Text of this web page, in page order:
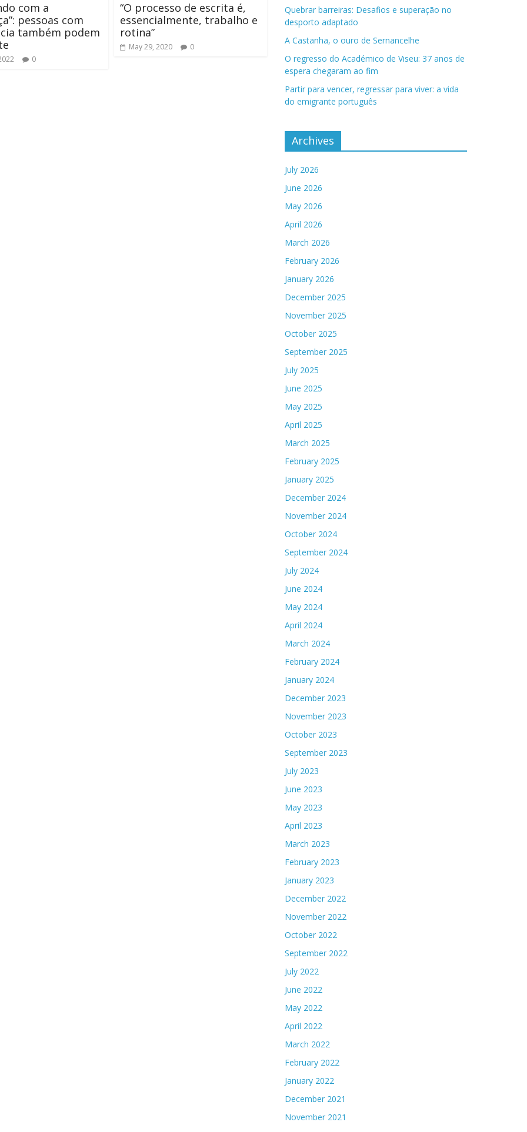
com a
pessoas com
também podem
0
“O processo de escrita é,
essencialmente, trabalho e
rotina”
May 29, 2020 0
Quebrar barreiras: Desafios e superação no
desporto adaptado
A Castanha, o ouro de Sernancelhe
O regresso do Académico de Viseu: 37 anos de
espera chegaram ao fim
Partir para vencer, regressar para viver: a vida
do emigrante português
Archives
July 2026
June 2026
May 2026
April 2026
March 2026
February 2026
January 2026
December 2025
November 2025
October 2025
September 2025
July 2025
June 2025
May 2025
April 2025
March 2025
February 2025
January 2025
December 2024
November 2024
October 2024
September 2024
July 2024
June 2024
May 2024
April 2024
March 2024
February 2024
January 2024
December 2023
November 2023
October 2023
September 2023
July 2023
June 2023
May 2023
April 2023
March 2023
February 2023
January 2023
December 2022
November 2022
October 2022
September 2022
July 2022
June 2022
May 2022
April 2022
March 2022
February 2022
January 2022
December 2021
November 2021